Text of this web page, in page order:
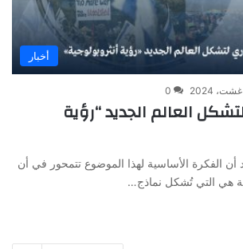
أخبار
0
العالم الجديد “رؤية
أن الفكرة الأساسية لهذا الموضوع تتمحور في أن
هي التي تُشكل نماذج…